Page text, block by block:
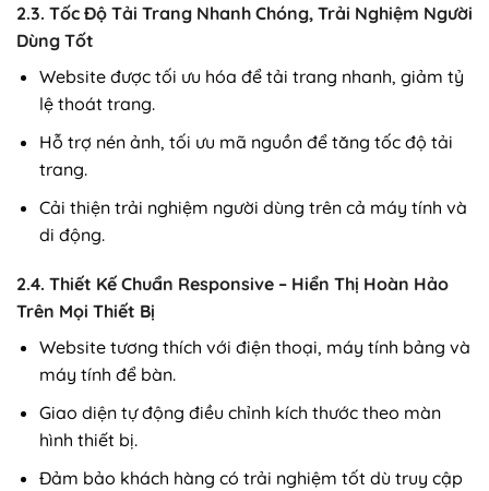
2.3. Tốc Độ Tải Trang Nhanh Chóng, Trải Nghiệm Người
Dùng Tốt
Website được tối ưu hóa để tải trang nhanh, giảm tỷ
lệ thoát trang.
Hỗ trợ nén ảnh, tối ưu mã nguồn để tăng tốc độ tải
trang.
Cải thiện trải nghiệm người dùng trên cả máy tính và
di động.
2.4. Thiết Kế Chuẩn Responsive – Hiển Thị Hoàn Hảo
Trên Mọi Thiết Bị
Website tương thích với điện thoại, máy tính bảng và
máy tính để bàn.
Giao diện tự động điều chỉnh kích thước theo màn
hình thiết bị.
Đảm bảo khách hàng có trải nghiệm tốt dù truy cập